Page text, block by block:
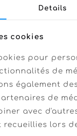
Details
cookies
pour
de
également
de
avec
lors